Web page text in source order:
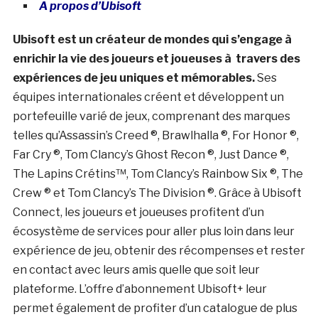
A propos d’Ubisoft
Ubisoft est un créateur de mondes qui s’engage à
enrichir la vie des joueurs et joueuses à travers des
expériences de jeu uniques et mémorables.Ses
équipes internationales créent et développent un
portefeuille varié de jeux, comprenant des marques
telles qu’Assassin’s Creed ®, Brawlhalla ®, For Honor ®,
Far Cry ®, Tom Clancy’s Ghost Recon ®, Just Dance ®,
The Lapins Crétins™, Tom Clancy’s Rainbow Six ®, The
Crew ® et Tom Clancy’s The Division ®. Grâce à Ubisoft
Connect, les joueurs et joueuses profitent d’un
écosystème de services pour aller plus loin dans leur
expérience de jeu, obtenir des récompenses et rester
en contact avec leurs amis quelle que soit leur
plateforme. L’offre d’abonnement Ubisoft+ leur
permet également de profiter d’un catalogue de plus